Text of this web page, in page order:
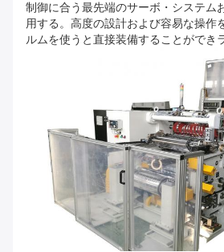
制御に合う最先端のサーボ・システム
用する。高度の設計および容易な操作
ルムを使うと直接装備することができ